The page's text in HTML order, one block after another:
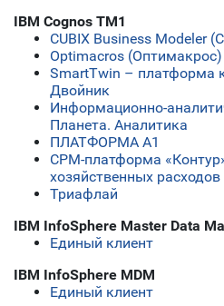
IBM Cognos TM1
CUBIX Business Modeler
Optimacros (Оптимакрос)
SmartTwin – платформа
Двойник
Информационно-
Планета. Аналитика
ПЛАТФОРМА А1
СРМ-платформа
хозяйственных расходов
Триафлай
IBM InfoSphere Master Data
Единый клиент
IBM InfoSphere MDM
Единый клиент